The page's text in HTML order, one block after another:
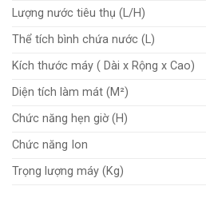
Lượng nước tiêu thụ (L/H)
Thể tích bình chứa nước (L)
Kích thước máy ( Dài x Rộng x Cao)
Diện tích làm mát (M²)
Chức năng hẹn giờ (H)
Chức năng Ion
Trọng lượng máy (Kg)